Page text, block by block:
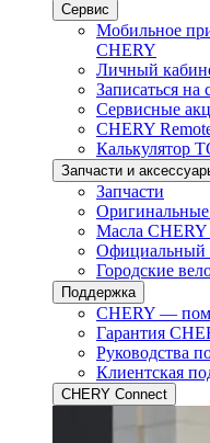
Сервис
Мобильное
CHERY
Личный
Записаться на
Сервисные
CHERY
Калькулятор
Запчасти и
Запчасти
Оригинальные
Масла CHERY
Официальный
Городские
Поддержка
CHERY —
Гарантия
Руководства
Клиентская
CHERY Connect